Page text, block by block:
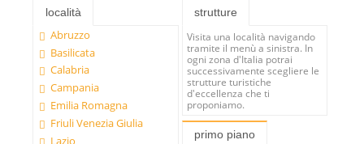
località
Abruzzo
Basilicata
Calabria
Campania
Emilia Romagna
Friuli Venezia Giulia
Lazio
strutture
Visita una località navigando
tramite il menù a sinistra. In
ogni zona d'Italia potrai
successivamente scegliere le
strutture turistiche
d'eccellenza che ti
proponiamo.
primo piano